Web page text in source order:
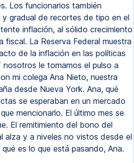
Los funcionarios también
gradual de recortes de tipo en el
inflación, al sólido crecimiento
La Reserva Federal muestra
de la inflación en las políticas
le tomamos el pulso a
mi colega Ana Nieto, nuestra
desde Nueva York. Ana, qué
se esperaban en un mercado
mencionarlo. El último mes se
El remitimiento del bono del
alza y a niveles no vistos desde el
es lo que está pasando, Ana.